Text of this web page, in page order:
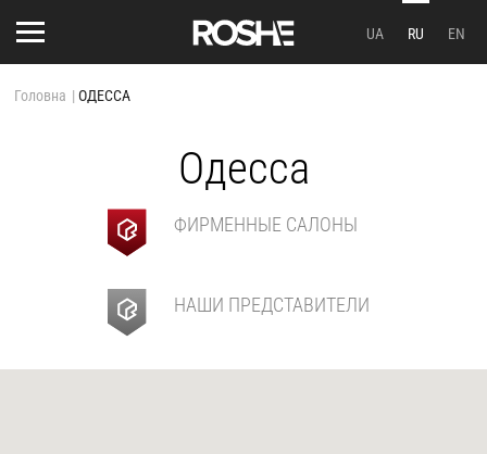
UA RU EN
Головна | ОДЕССА
Одесса
ФИРМЕННЫЕ САЛОНЫ
НАШИ ПРЕДСТАВИТЕЛИ